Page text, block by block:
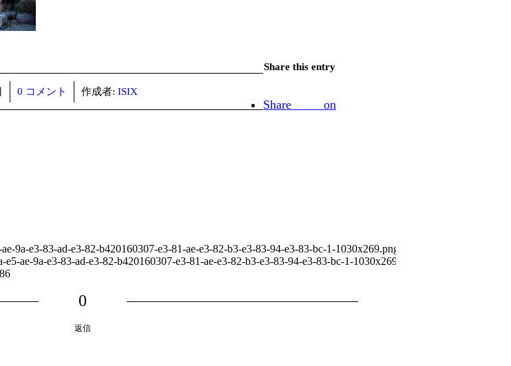
0 コメント
/ 作成者: ISIX
Share this entry
Share on
9a-e3-83-ad-e3-82-b420160307-e3-81-ae-e3-82-b3-e3-83-94-e3-83-bc-1-1030x269.png
ae-9a-e3-83-ad-e3-82-b420160307-e3-81-ae-e3-82-b3-e3-83-94-e3-83-bc-1-1030x269.png
0
返信